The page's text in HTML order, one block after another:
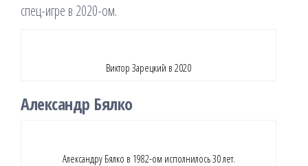
спец-игре в 2020-ом.
Виктор Зарецкий в 2020
Александр Бялко
Александру Бялко в 1982-ом исполнилось 30 лет.